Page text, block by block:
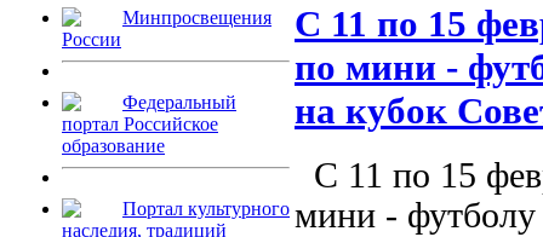
Минпросвещения
России
Федеральный
портал Российское
образование
Портал культурного
наследия, традиций
С 11 по 15
по мини -
на кубок
С 11 по 15
мини - футболу